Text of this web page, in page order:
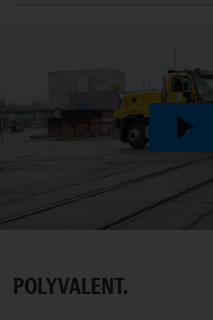
POLYVALENT.